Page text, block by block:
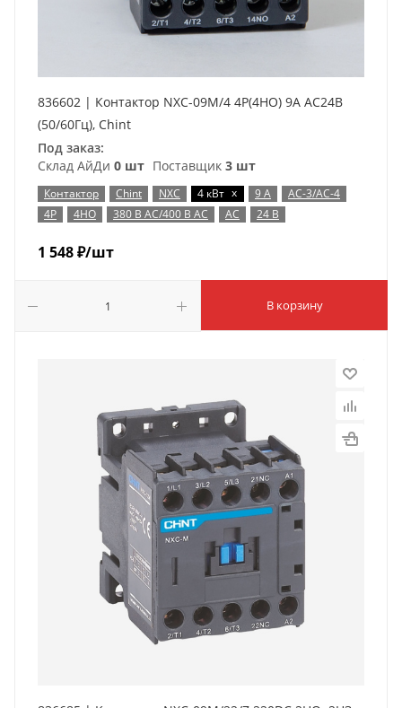
836602 | Контактор NXC-09M/4 4P(4НО) 9А AC24B
(50/60Гц), Chint
Под заказ:
Склад АйДи 0 шт Поставщик 3 шт
Контактор Chint NXC 4 кВт x 9 А
AC-3/AC-4
4P
4НО 380 В AC/400 В AC AC 24 В
1 548₽/шт
В корзину